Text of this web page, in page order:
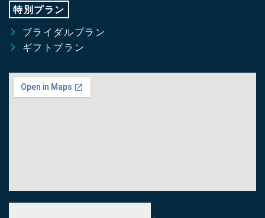
特別プラン
ブライダルプラン
ギフトプラン